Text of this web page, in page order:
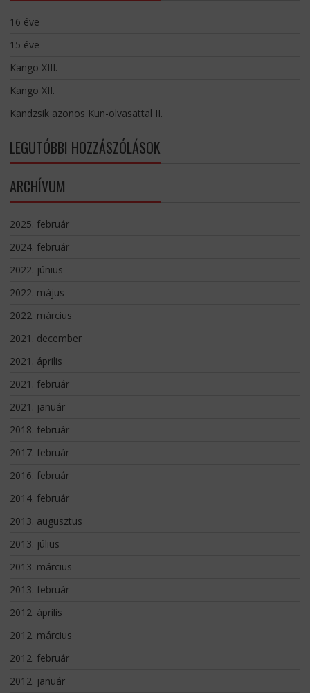
16 éve
15 éve
Kango XIII.
Kango XII.
Kandzsik azonos Kun-olvasattal II.
LEGUTÓBBI HOZZÁSZÓLÁSOK
ARCHÍVUM
2025. február
2024. február
2022. június
2022. május
2022. március
2021. december
2021. április
2021. február
2021. január
2018. február
2017. február
2016. február
2014. február
2013. augusztus
2013. július
2013. március
2013. február
2012. április
2012. március
2012. február
2012. január